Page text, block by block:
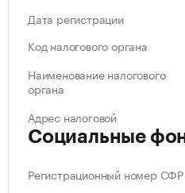
Дата регистрации
Код налогового органа
Наименование налогового
органа
Адрес налоговой
Социальные
Регистрационный номер СФР